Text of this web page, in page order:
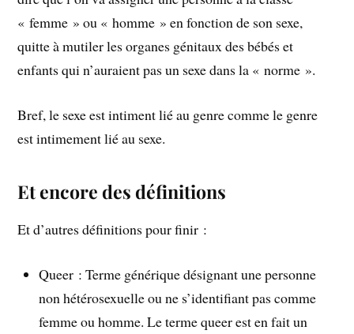
« femme » ou « homme » en fonction de son sexe,
quitte à mutiler les organes génitaux des bébés et
enfants qui n’auraient pas un sexe dans la « norme ».
Bref, le sexe est intiment lié au genre comme le genre
est intimement lié au sexe.
Et encore des définitions
Et d’autres définitions pour finir :
Queer : Terme générique désignant une personne
non hétérosexuelle ou ne s’identifiant pas comme
femme ou homme. Le terme queer est en fait un